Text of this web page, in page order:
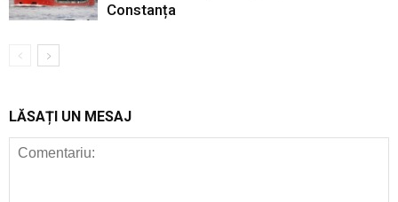
Constanța
LĂSAȚI UN MESAJ